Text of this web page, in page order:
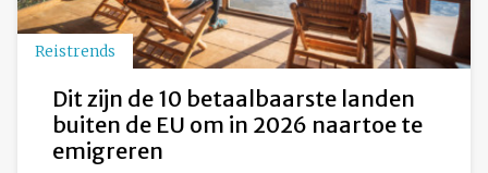
Reistrends
Dit zijn de 10 betaalbaarste landen
buiten de EU om in 2026 naartoe te
emigreren